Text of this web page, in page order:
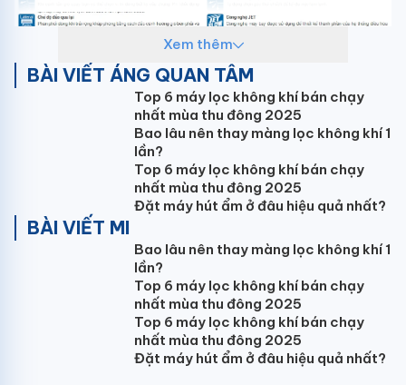
Xem thêm
BÀI VIẾT ÁNG QUAN TÂM
Top 6 máy lọc không khí bán chạy
nhất mùa thu đông 2025
Bao lâu nên thay màng lọc không khí 1
lần?
Top 6 máy lọc không khí bán chạy
nhất mùa thu đông 2025
Đặt máy hút ẩm ở đâu hiệu quả nhất?
BÀI VIẾT MI
Bao lâu nên thay màng lọc không khí 1
lần?
Top 6 máy lọc không khí bán chạy
nhất mùa thu đông 2025
Top 6 máy lọc không khí bán chạy
nhất mùa thu đông 2025
Đặt máy hút ẩm ở đâu hiệu quả nhất?